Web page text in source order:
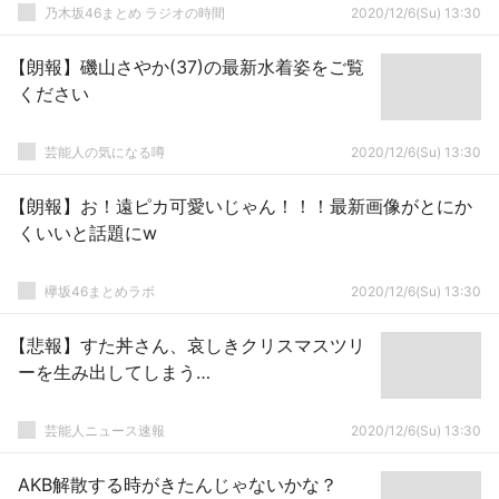
乃木坂46まとめ ラジオの時間 2020/12/6(Su) 13:30
【朗報】磯山さやか(37)の最新水着姿をご覧
ください
芸能人の気になる噂 2020/12/6(Su) 13:30
【朗報】お！遠ピカ可愛いじゃん！！！最新画像がとにか
くいいと話題にw
欅坂46まとめラボ 2020/12/6(Su) 13:30
【悲報】すた丼さん、哀しきクリスマスツリ
ーを生み出してしまう…
芸能人ニュース速報 2020/12/6(Su) 13:30
AKB解散する時がきたんじゃないかな？